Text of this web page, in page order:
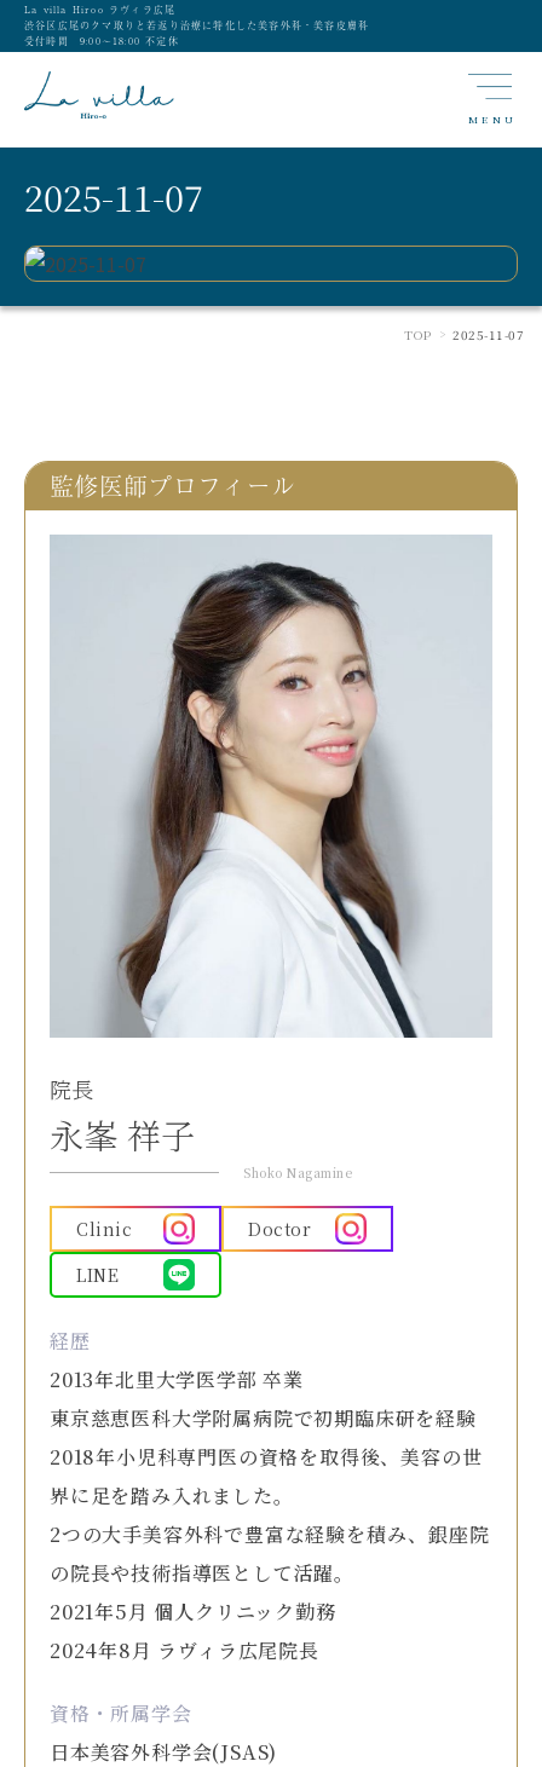
La villa Hiroo ラヴィラ広尾
渋谷区広尾のクマ取りと若返り治療に特化した美容外科・美容皮膚科
受付時間 9:00〜18:00 不定休
MENU
2025-11-07
TOP > 2025-11-07
監修医師プロフィール
院長
永峯 祥子
Shoko Nagamine
Clinic
Doctor
LINE
経歴
2013年北里大学医学部 卒業
東京慈恵医科大学附属病院で初期臨床研を経験
2018年小児科専門医の資格を取得後、美容の世
界に足を踏み入れました。
2つの大手美容外科で豊富な経験を積み、銀座院
の院長や技術指導医として活躍。
2021年5月 個人クリニック勤務
2024年8月 ラヴィラ広尾院長
資格・所属学会
日本美容外科学会(JSAS)